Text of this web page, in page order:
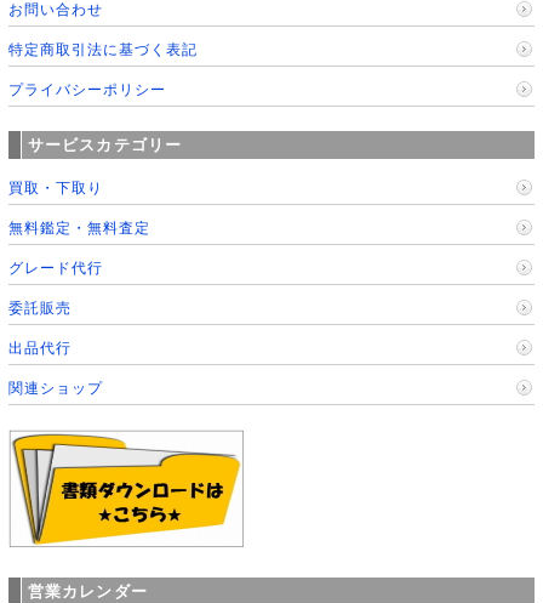
お問い合わせ
特定商取引法に基づく表記
プライバシーポリシー
サービスカテゴリー
買取・下取り
無料鑑定・無料査定
グレード代行
委託販売
出品代行
関連ショップ
営業カレンダー